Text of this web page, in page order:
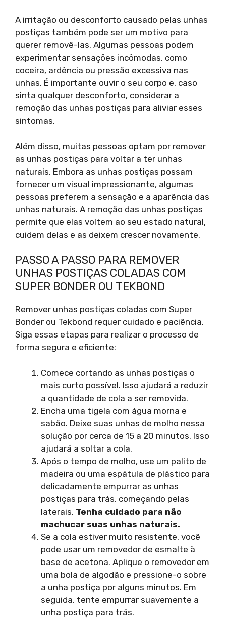
A irritação ou desconforto causado pelas unhas
postiças também pode ser um motivo para
querer removê-las. Algumas pessoas podem
experimentar sensações incômodas, como
coceira, ardência ou pressão excessiva nas
unhas. É importante ouvir o seu corpo e, caso
sinta qualquer desconforto, considerar a
remoção das unhas postiças para aliviar esses
sintomas.
Além disso, muitas pessoas optam por remover
as unhas postiças para voltar a ter unhas
naturais. Embora as unhas postiças possam
fornecer um visual impressionante, algumas
pessoas preferem a sensação e a aparência das
unhas naturais. A remoção das unhas postiças
permite que elas voltem ao seu estado natural,
cuidem delas e as deixem crescer novamente.
PASSO A PASSO PARA REMOVER
UNHAS POSTIÇAS COLADAS COM
SUPER BONDER OU TEKBOND
Remover unhas postiças coladas com Super
Bonder ou Tekbond requer cuidado e paciência.
Siga essas etapas para realizar o processo de
forma segura e eficiente:
Comece cortando as unhas postiças o
mais curto possível. Isso ajudará a reduzir
a quantidade de cola a ser removida.
Encha uma tigela com água morna e
sabão. Deixe suas unhas de molho nessa
solução por cerca de 15 a 20 minutos. Isso
ajudará a soltar a cola.
Após o tempo de molho, use um palito de
madeira ou uma espátula de plástico para
delicadamente empurrar as unhas
postiças para trás, começando pelas
laterais. Tenha cuidado para não
machucar suas unhas naturais.
Se a cola estiver muito resistente, você
pode usar um removedor de esmalte à
base de acetona. Aplique o removedor em
uma bola de algodão e pressione-o sobre
a unha postiça por alguns minutos. Em
seguida, tente empurrar suavemente a
unha postiça para trás.